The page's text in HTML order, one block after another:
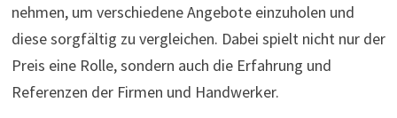
nehmen, um verschiedene Angebote einzuholen und
diese sorgfältig zu vergleichen. Dabei spielt nicht nur der
Preis eine Rolle, sondern auch die Erfahrung und
Referenzen der Firmen und Handwerker.